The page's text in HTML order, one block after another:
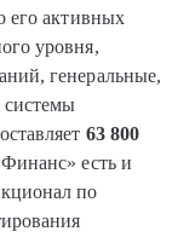
его активных
уровня,
генеральные,
системы
63 800
есть и
по